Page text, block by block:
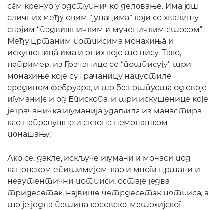
сâм кренуо у одступничко деловање. Има још
сличних међу овим “јунацима” који се хвалишу
својим “подвижничким и мученичким етосом”.
Међу цртаним потписима монахињâ и
искушеницâ има и оних које то нису. Тако,
например, из Грачанице се “потписују” три
монахиње које су Грачаницу напустиле
средином фебруара, и то без отпуста од своје
игуманије и од Епископа, и три искушенице које
је грачаничка игуманија удаљила из манастира
као непослушне и склоне немонашком
понашању.
Ако се, дакле, искључе игумани и монаси под
канонском епитимијом, као и многи цртани и
неаутентични потписи, остаје једва
тридесетак, највише четрдесетак потписа, а
то је једна петина косовско-метохијског